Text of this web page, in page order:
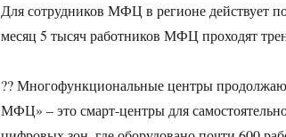
Для сотрудников МФЦ в регионе действует
месяц 5 тысяч работников МФЦ проходят
?‍? Многофункциональные центры
МФЦ» – это смарт-центры для